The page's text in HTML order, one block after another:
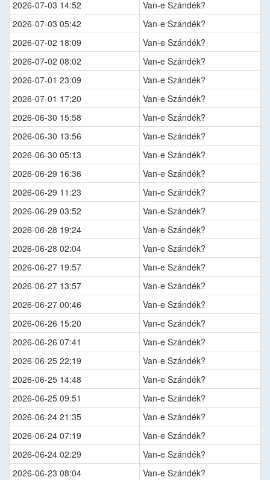
2026-07-03 14:52
Van-e Szándék?
2026-07-03 05:42
Van-e Szándék?
2026-07-02 18:09
Van-e Szándék?
2026-07-02 08:02
Van-e Szándék?
2026-07-01 23:09
Van-e Szándék?
2026-07-01 17:20
Van-e Szándék?
2026-06-30 15:58
Van-e Szándék?
2026-06-30 13:56
Van-e Szándék?
2026-06-30 05:13
Van-e Szándék?
2026-06-29 16:36
Van-e Szándék?
2026-06-29 11:23
Van-e Szándék?
2026-06-29 03:52
Van-e Szándék?
2026-06-28 19:24
Van-e Szándék?
2026-06-28 02:04
Van-e Szándék?
2026-06-27 19:57
Van-e Szándék?
2026-06-27 13:57
Van-e Szándék?
2026-06-27 00:46
Van-e Szándék?
2026-06-26 15:20
Van-e Szándék?
2026-06-26 07:41
Van-e Szándék?
2026-06-25 22:19
Van-e Szándék?
2026-06-25 14:48
Van-e Szándék?
2026-06-25 09:51
Van-e Szándék?
2026-06-24 21:35
Van-e Szándék?
2026-06-24 07:19
Van-e Szándék?
2026-06-24 02:29
Van-e Szándék?
2026-06-23 08:04
Van-e Szándék?